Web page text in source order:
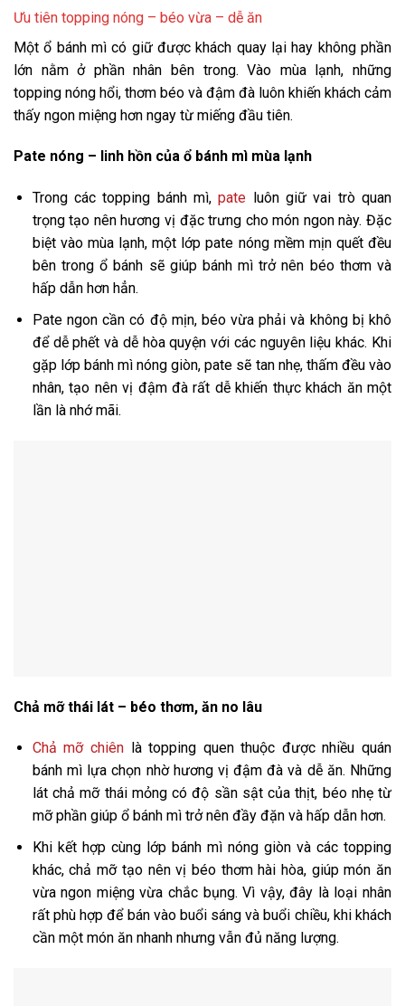
Ưu tiên topping nóng – béo vừa – dễ ăn
Một ổ bánh mì có giữ được khách quay lại hay không phần
lớn nằm ở phần nhân bên trong. Vào mùa lạnh, những
topping nóng hổi, thơm béo và đậm đà luôn khiến khách cảm
thấy ngon miệng hơn ngay từ miếng đầu tiên.
Pate nóng – linh hồn của ổ bánh mì mùa lạnh
Trong các topping bánh mì,pate luôn giữ vai trò quan
trọng tạo nên hương vị đặc trưng cho món ngon này. Đặc
biệt vào mùa lạnh, một lớp pate nóng mềm mịn quết đều
bên trong ổ bánh sẽ giúp bánh mì trở nên béo thơm và
hấp dẫn hơn hẳn.
Pate ngon cần có độ mịn, béo vừa phải và không bị khô
để dễ phết và dễ hòa quyện với các nguyên liệu khác. Khi
gặp lớp bánh mì nóng giòn, pate sẽ tan nhẹ, thấm đều vào
nhân, tạo nên vị đậm đà rất dễ khiến thực khách ăn một
lần là nhớ mãi.
Chả mỡ thái lát – béo thơm, ăn no lâu
Chả mỡ chiênlà topping quen thuộc được nhiều quán
bánh mì lựa chọn nhờ hương vị đậm đà và dễ ăn. Những
lát chả mỡ thái mỏng có độ sần sật của thịt, béo nhẹ từ
mỡ phần giúp ổ bánh mì trở nên đầy đặn và hấp dẫn hơn.
Khi kết hợp cùng lớp bánh mì nóng giòn và các topping
khác, chả mỡ tạo nên vị béo thơm hài hòa, giúp món ăn
vừa ngon miệng vừa chắc bụng. Vì vậy, đây là loại nhân
rất phù hợp để bán vào buổi sáng và buổi chiều, khi khách
cần một món ăn nhanh nhưng vẫn đủ năng lượng.